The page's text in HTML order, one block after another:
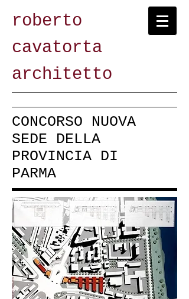
roberto
cavatorta
architetto
CONCORSO NUOVA
SEDE DELLA
PROVINCIA DI
PARMA